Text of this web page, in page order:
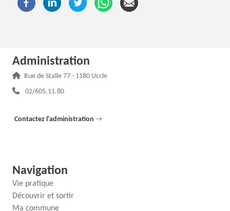
Administration
Adresse :
Rue de Stalle 77 - 1180 Uccle
Téléphone :
02/605.11.80
Contactez l'administration →
Navigation
Vie pratique
Découvrir et sortir
Ma commune